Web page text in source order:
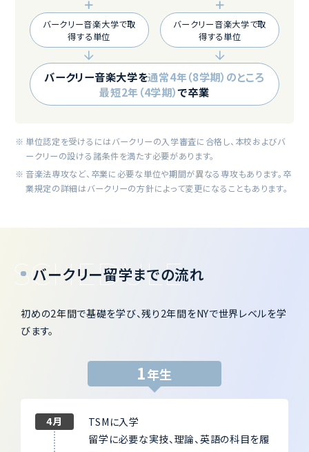
TSMで取得した単位
バークリー音楽大学で取
得する単位
TSMで取得した単位
バークリー音楽大学で取
得する単位
バークリー音楽大学を通常4年（8学期）のところ
単位認定を受けるにはバークリーの入学審査に合格し、本校およびバ
ークリーの設ける諸条件を満たす必要があります。
音楽法専攻など、卒業に必要な単位や期間が異なる専攻もあります。卒
初めの2年間で基礎を学び、残り2年間をNYで世界レベルを学
1 年生
4月
TSMに入学